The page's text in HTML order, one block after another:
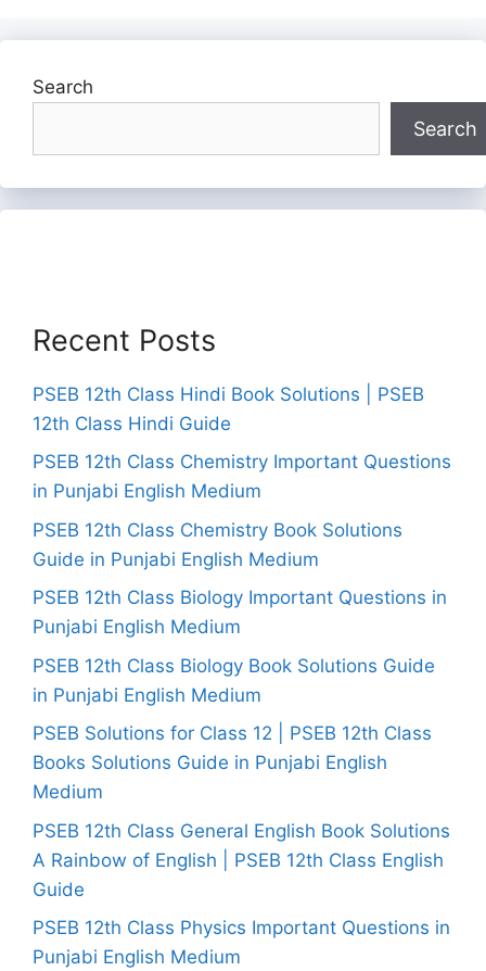
Search
Search
Recent Posts
PSEB 12th Class Hindi Book Solutions | PSEB
12th Class Hindi Guide
PSEB 12th Class Chemistry Important Questions
in Punjabi English Medium
PSEB 12th Class Chemistry Book Solutions
Guide in Punjabi English Medium
PSEB 12th Class Biology Important Questions in
Punjabi English Medium
PSEB 12th Class Biology Book Solutions Guide
in Punjabi English Medium
PSEB Solutions for Class 12 | PSEB 12th Class
Books Solutions Guide in Punjabi English
Medium
PSEB 12th Class General English Book Solutions
A Rainbow of English | PSEB 12th Class English
Guide
PSEB 12th Class Physics Important Questions in
Punjabi English Medium